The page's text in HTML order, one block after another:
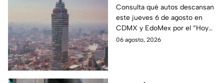
de agosto en CDMX y
EdoMex como parte del
Hoy No Circula
Consulta qué autos descansan
este jueves 6 de agosto en
CDMX y EdoMex por el “Hoy
No Circula"; evita multas y el
06 agosto, 2026